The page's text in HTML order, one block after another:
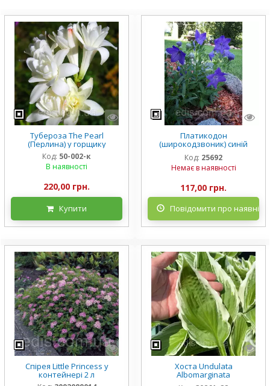
Тубероза The Pearl
(Перлина) у горщику
Код: 50-002-к
В наявності
220,00 грн.
Купити
Платикодон
(широкодзвоник) синій
низькорослий Mariesii у
горщику
Код: 25692
Немає в наявності
117,00 грн.
Повідомити про
Спірея Little Princess у
контейнері 2 л
Хоста Undulata
Albomarginata
(Альбомарджината)